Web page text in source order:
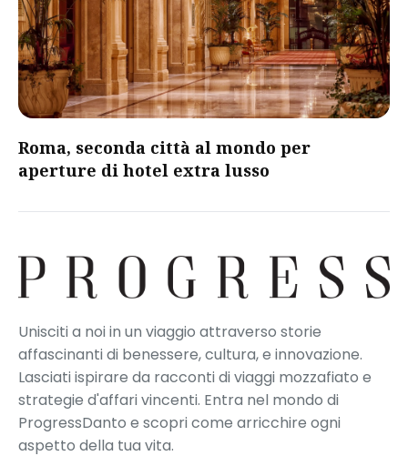
Roma, seconda città al mondo per
aperture di hotel extra lusso
Unisciti a noi in un viaggio attraverso storie
affascinanti di benessere, cultura, e innovazione.
Lasciati ispirare da racconti di viaggi mozzafiato e
strategie d'affari vincenti. Entra nel mondo di
ProgressDanto e scopri come arricchire ogni
aspetto della tua vita.